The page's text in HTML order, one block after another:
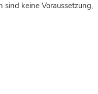
sind keine Voraussetzung,